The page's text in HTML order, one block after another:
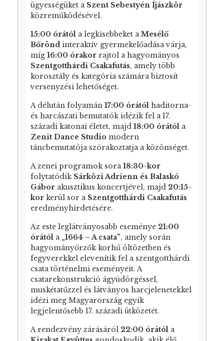
ügyességüket a Szent Sebestyén Íjászkör
közreműködésével.
15:00 órától a legkisebbeket aMesélő
Bőrönd interaktív gyermekelőadása várja,
míg 16:00 órakor rajtol a hagyományos
Szentgotthárdi Csakafutás, amely több
korosztály és kategória számára biztosít
versenyzési lehetőséget.
A délután folyamán 17:00 órától haditorna-
és harcászati bemutatók idézik fel a 17.
századi katonai életet, majd 18:00 órától a
Zenit Dance Studio modern
táncbemutatója szórakoztatja a közönséget.
A zenei programok sora18:30-kor
folytatódik Sárközi Adrienn és Balaskó
Gábor akusztikus koncertjével, majd 20:15-
kor kerül sor a Szentgotthárdi Csakafutás
eredményhirdetésére.
Az este leglátványosabb eseménye 21:00
órától a „1664 – A csata”, amely során
hagyományőrzők korhű öltözetben és
fegyverekkel elevenítik fel a szentgotthárdi
csata történelmi eseményeit. A
csatarekonstrukció ágyúdörgéssel,
muskétatűzzel és látványos harcjelenetekkel
idézi meg Magyarország egyik
legjelentősebb 17. századi ütközetét.
A rendezvény zárásáról 22:00 órától a